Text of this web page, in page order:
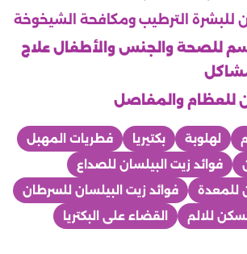
للبشرة الترطيب ومكافحة الشيخوخة
للصحة والجنس والأطفال علاج
للعظام والمفاصل
لهلوبة بكتيريا
فطريات المهبل
فوائد زيت البيلسان للصداع
للمعدة
فوائد زيت البيلسان للسرطان
للالم
القضاء على البكتريا